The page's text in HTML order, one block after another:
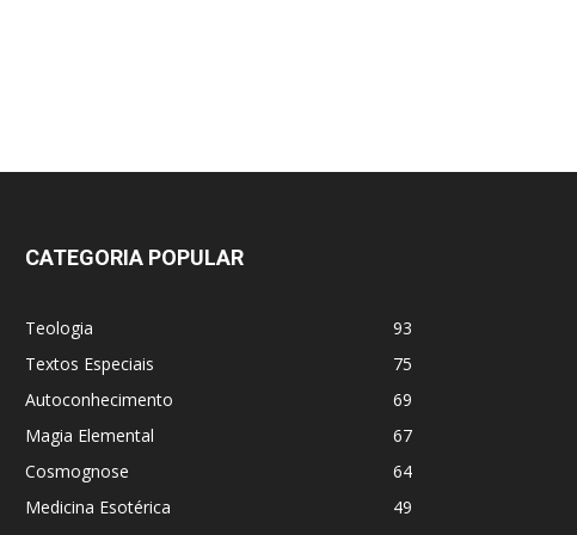
CATEGORIA POPULAR
Teologia
93
Textos Especiais
75
Autoconhecimento
69
Magia Elemental
67
Cosmognose
64
Medicina Esotérica
49